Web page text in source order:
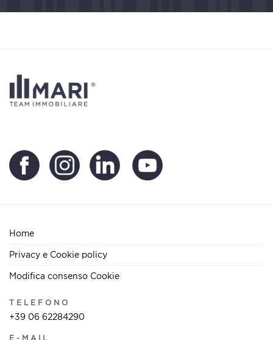
Home
Privacy e Cookie policy
Modifica consenso Cookie
TELEFONO
+39 06 62284290
E-MAIL